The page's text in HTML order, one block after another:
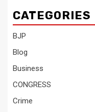
CATEGORIES
BJP
Blog
Business
CONGRESS
Crime